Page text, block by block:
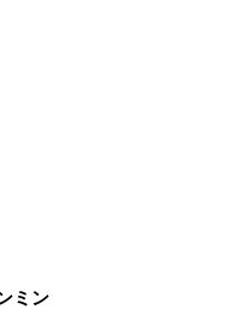
ミン